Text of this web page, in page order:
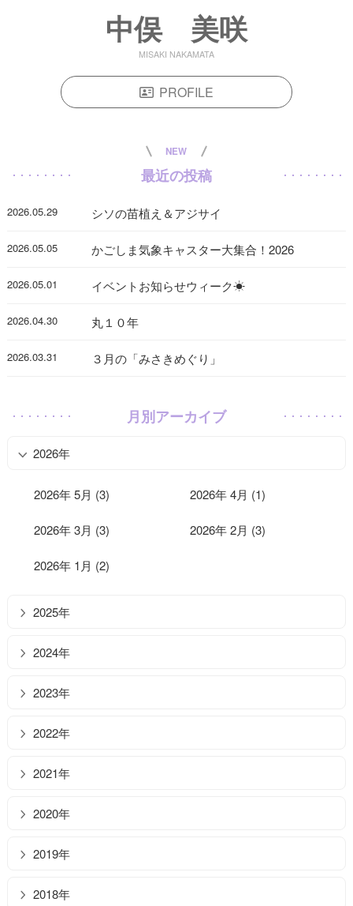
中俣 美咲
MISAKI NAKAMATA
PROFILE
NEW
最近の投稿
2026.05.29 シソの苗植え＆アジサイ
2026.05.05 かごしま気象キャスター大集合！2026
2026.05.01 イベントお知らせウィーク☀
2026.04.30 丸１０年
2026.03.31 ３月の「みさきめぐり」
月別アーカイブ
2026年
2026年 5月 (3) 2026年 4月 (1)
2026年 3月 (3) 2026年 2月 (3)
2026年 1月 (2)
2025年
2024年
2023年
2022年
2021年
2020年
2019年
2018年